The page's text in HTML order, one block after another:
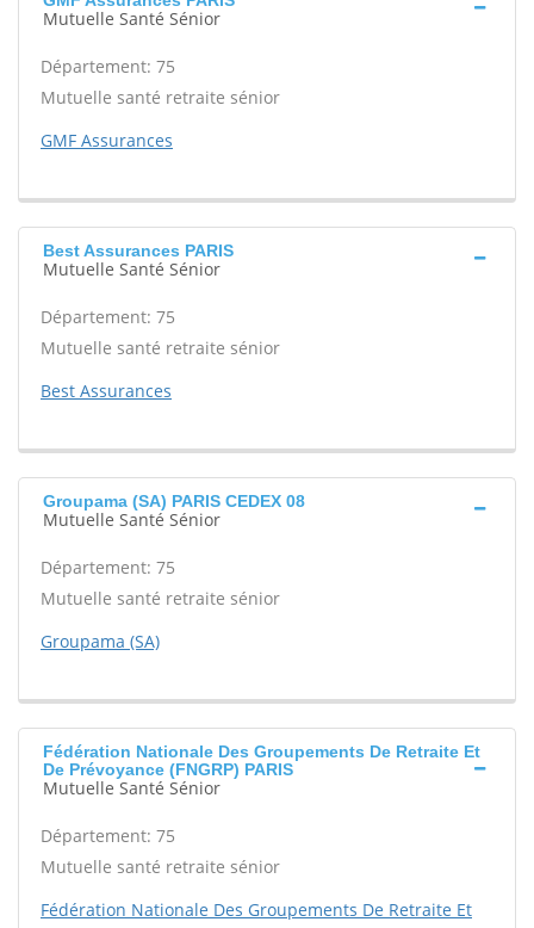
Mutuelle Santé Sénior
Département: 75
Mutuelle santé retraite sénior
GMF Assurances
Best Assurances PARIS
Mutuelle Santé Sénior
Département: 75
Mutuelle santé retraite sénior
Best Assurances
Groupama (SA) PARIS CEDEX 08
Mutuelle Santé Sénior
Département: 75
Mutuelle santé retraite sénior
Groupama (SA)
Fédération Nationale Des Groupements De Retraite Et
De Prévoyance (FNGRP) PARIS
Mutuelle Santé Sénior
Département: 75
Mutuelle santé retraite sénior
Fédération Nationale Des Groupements De Retraite Et